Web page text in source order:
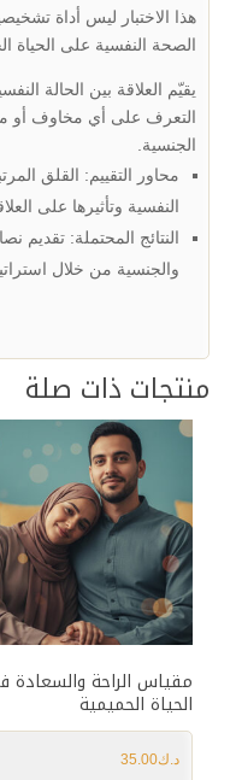
هذا الاختبار ليس أداة
الصحة النفسية على الحياة
يقيّم العلاقة بين الحالة
التعرف على أي مخاوف أو
الجنسية.
محاور التقييم: القلق
النفسية وتأثيرها على
النتائج المحتملة: تقديم
والجنسية من خلال
منتجات ذات صلة
مقياس الراحة والسعادة
الحياة الحميمية
د.ك35.00